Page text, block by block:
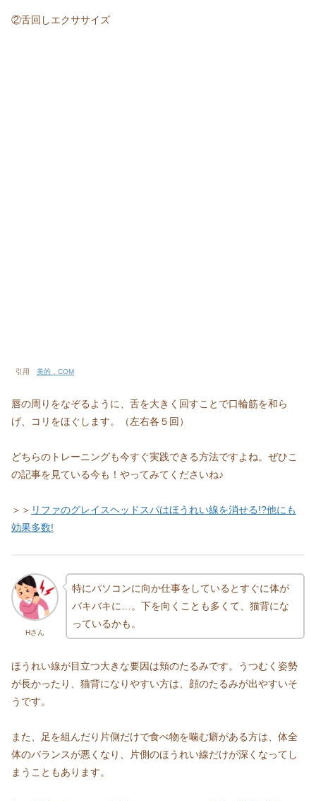
②舌回しエクササイズ
引用 美的．COM
唇の周りをなぞるように、舌を大きく回すことで口輪筋を和ら
げ、コリをほぐします。（左右各５回）
どちらのトレーニングも今すぐ実践できる方法ですよね。ぜひこ
の記事を見ている今も！やってみてくださいね♪
＞＞ リファのグレイスヘッドスパはほうれい線を消せる!?他にも
効果多数!
Hさん
特にパソコンに向か仕事をしているとすぐに体が
バキバキに…。下を向くことも多くて、猫背にな
っているかも。
ほうれい線が目立つ大きな要因は頬のたるみです。うつむく姿勢
が長かったり、猫背になりやすい方は、顔のたるみが出やすいそ
うです。
また、足を組んだり片側だけで食べ物を噛む癖がある方は、体全
体のバランスが悪くなり、片側のほうれい線だけが深くなってし
まうこともあります。